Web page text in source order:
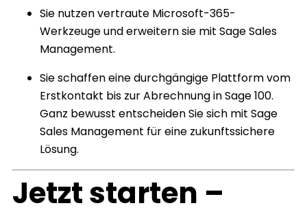
Sie nutzen vertraute Microsoft-365-
Werkzeuge und erweitern sie mit Sage Sales
Management.
Sie schaffen eine durchgängige Plattform vom
Erstkontakt bis zur Abrechnung in Sage 100.
Ganz bewusst entscheiden Sie sich mit Sage
Sales Management für eine zukunftssichere
Lösung.
Jetzt starten –